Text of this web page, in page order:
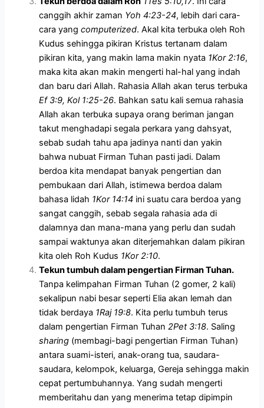
canggih akhir zaman Yoh 4:23-24, lebih dari cara-
cara yangcomputerized. Akal kita terbuka oleh Roh
Kudus sehingga pikiran Kristus tertanam dalam
pikiran kita, yang makin lama makin nyata 1Kor 2:16,
maka kita akan makin mengerti hal-hal yang indah
dan baru dari Allah. Rahasia Allah akan terus terbuka
Ef 3:9, Kol 1:25-26. Bahkan satu kali semua rahasia
Allah akan terbuka supaya orang beriman jangan
takut menghadapi segala perkara yang dahsyat,
sebab sudah tahu apa jadinya nanti dan yakin
bahwa nubuat Firman Tuhan pasti jadi. Dalam
berdoa kita mendapat banyak pengertian dan
pembukaan dari Allah, istimewa berdoa dalam
bahasa lidah 1Kor 14:14 ini suatu cara berdoa yang
sangat canggih, sebab segala rahasia ada di
dalamnya dan mana-mana yang perlu dan sudah
sampai waktunya akan diterjemahkan dalam pikiran
kita oleh Roh Kudus 1Kor 2:10.
Tekun tumbuh dalam pengertian Firman Tuhan.
Tanpa kelimpahan Firman Tuhan (2 gomer, 2 kali)
sekalipun nabi besar seperti Elia akan lemah dan
tidak berdaya 1Raj 19:8. Kita perlu tumbuh terus
dalam pengertian Firman Tuhan2Pet 3:18. Saling
sharing (membagi-bagi pengertian Firman Tuhan)
antara suami-isteri, anak-orang tua, saudara-
saudara, kelompok, keluarga, Gereja sehingga makin
cepat pertumbuhannya. Yang sudah mengerti
memberitahu dan yang menerima tetap dipimpin